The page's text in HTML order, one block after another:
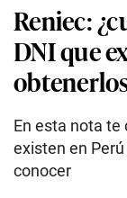
Reniec:
DNI que
En esta nota te
existen en
conocer